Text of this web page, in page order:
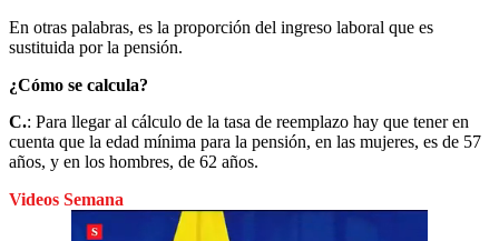
En otras palabras, es la proporción del ingreso laboral que es
sustituida por la pensión.
¿Cómo se calcula?
C.: Para llegar al cálculo de la tasa de reemplazo hay que tener en
cuenta que la edad mínima para la pensión, en las mujeres, es de 57
años, y en los hombres, de 62 años.
Videos Semana